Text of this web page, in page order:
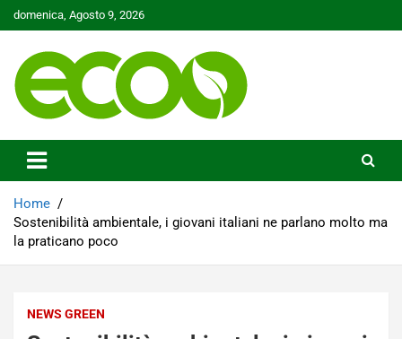
Skip
to
domenica, Agosto 9, 2026
Ecoo.it
Home
Sostenibilità ambientale, i giovani italiani ne parlano molto ma
la praticano poco
NEWS GREEN